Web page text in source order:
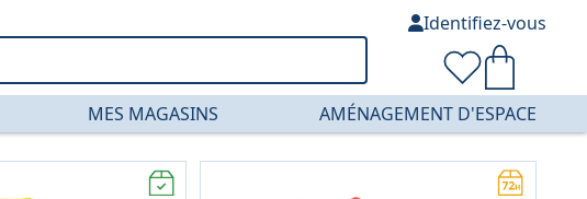
MES MAGASINS AMÉNAGEMENT D'ESPACE
Identifiez-vous